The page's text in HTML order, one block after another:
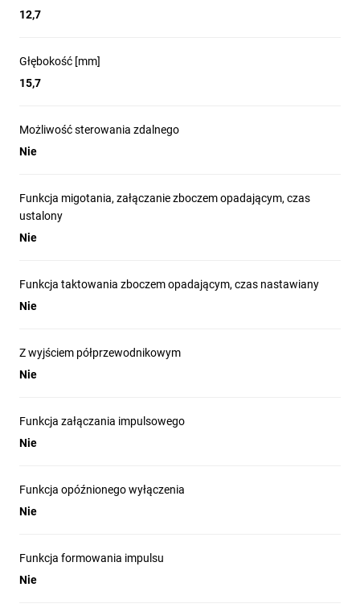
12,7
Głębokość [mm]
15,7
Możliwość sterowania zdalnego
Nie
Funkcja migotania, załączanie zboczem opadającym, czas
ustalony
Nie
Funkcja taktowania zboczem opadającym, czas nastawiany
Nie
Z wyjściem półprzewodnikowym
Nie
Funkcja załączania impulsowego
Nie
Funkcja opóźnionego wyłączenia
Nie
Funkcja formowania impulsu
Nie